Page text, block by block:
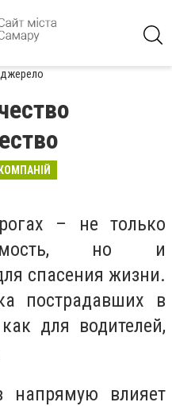
– не только
но и
спасения жизни.
пострадавших в
для водителей,
напрямую влияет